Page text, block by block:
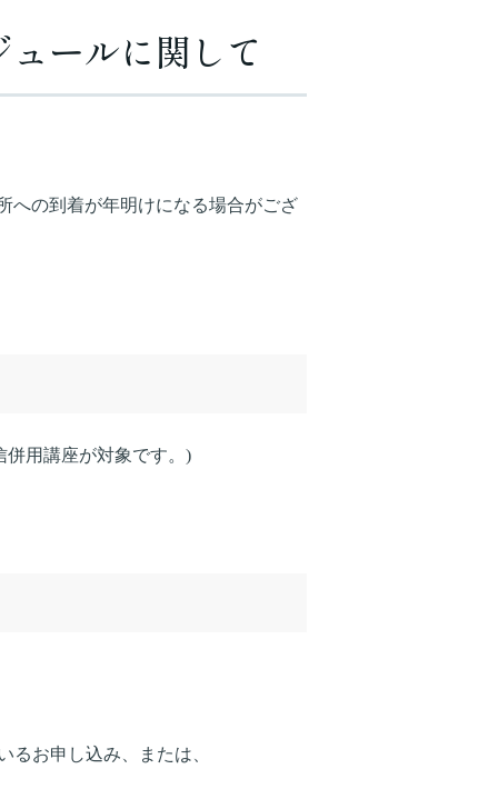
ールに関して
への到着が年明けになる場合がござ
併用講座が対象です。)
るお申し込み、または、